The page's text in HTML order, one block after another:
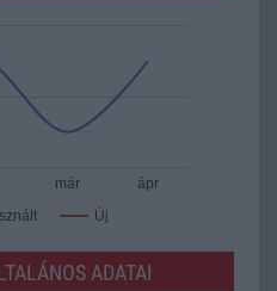
Új
már ápr
ADATAI